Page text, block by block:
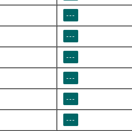
---
---
---
---
---
---